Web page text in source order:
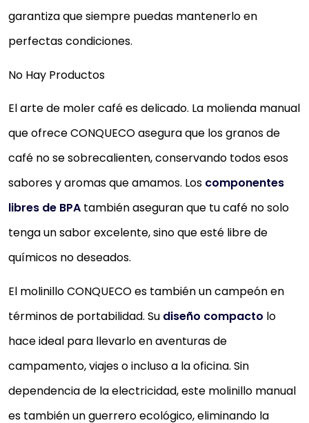
garantiza que siempre puedas mantenerlo en
perfectas condiciones.
No Hay Productos
El arte de moler café es delicado. La molienda manual
que ofrece CONQUECO asegura que los granos de
café no se sobrecalienten, conservando todos esos
sabores y aromas que amamos. Los componentes
libres de BPA también aseguran que tu café no solo
tenga un sabor excelente, sino que esté libre de
químicos no deseados.
El molinillo CONQUECO es también un campeón en
términos de portabilidad. Su diseño compacto lo
hace ideal para llevarlo en aventuras de
campamento, viajes o incluso a la oficina. Sin
dependencia de la electricidad, este molinillo manual
es también un guerrero ecológico, eliminando la